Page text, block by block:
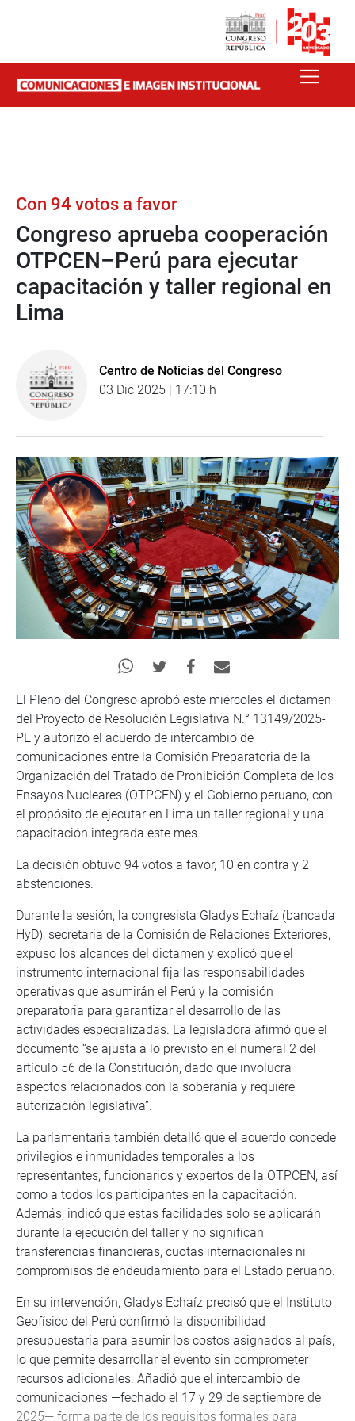
Con 94 votos a favor
Congreso aprueba cooperación
OTPCEN–Perú para ejecutar
capacitación y taller regional en
Lima
Centro de Noticias del Congreso
03 Dic 2025 | 17:10 h
El Pleno del Congreso aprobó este miércoles el dictamen
del Proyecto de Resolución Legislativa N.° 13149/2025-
PE y autorizó el acuerdo de intercambio de
comunicaciones entre la Comisión Preparatoria de la
Organización del Tratado de Prohibición Completa de los
Ensayos Nucleares (OTPCEN) y el Gobierno peruano, con
el propósito de ejecutar en Lima un taller regional y una
capacitación integrada este mes.
La decisión obtuvo 94 votos a favor, 10 en contra y 2
abstenciones.
Durante la sesión, la congresista Gladys Echaíz (bancada
HyD), secretaria de la Comisión de Relaciones Exteriores,
expuso los alcances del dictamen y explicó que el
instrumento internacional fija las responsabilidades
operativas que asumirán el Perú y la comisión
preparatoria para garantizar el desarrollo de las
actividades especializadas. La legisladora afirmó que el
documento “se ajusta a lo previsto en el numeral 2 del
artículo 56 de la Constitución, dado que involucra
aspectos relacionados con la soberanía y requiere
autorización legislativa”.
La parlamentaria también detalló que el acuerdo concede
privilegios e inmunidades temporales a los
representantes, funcionarios y expertos de la OTPCEN, así
como a todos los participantes en la capacitación.
Además, indicó que estas facilidades solo se aplicarán
durante la ejecución del taller y no significan
transferencias financieras, cuotas internacionales ni
compromisos de endeudamiento para el Estado peruano.
En su intervención, Gladys Echaíz precisó que el Instituto
Geofísico del Perú confirmó la disponibilidad
presupuestaria para asumir los costos asignados al país,
lo que permite desarrollar el evento sin comprometer
recursos adicionales. Añadió que el intercambio de
comunicaciones —fechado el 17 y 29 de septiembre de
2025— forma parte de los requisitos formales para